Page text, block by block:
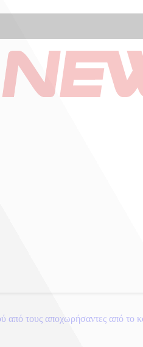
από τους αποχωρήσαντες από το